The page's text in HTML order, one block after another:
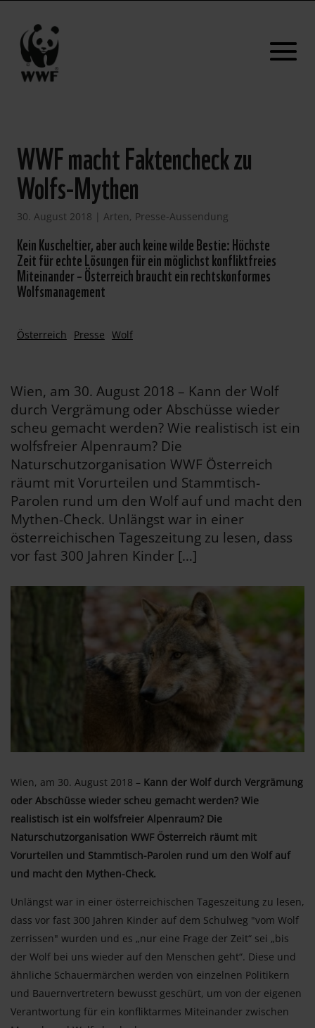
WWF macht Faktencheck zu
Wolfs-Mythen
30. August 2018 | Arten, Presse-Aussendung
Kein Kuscheltier, aber auch keine wilde Bestie: Höchste
Zeit für echte Lösungen für ein möglichst konfliktfreies
Miteinander – Österreich braucht ein rechtskonformes
Wolfsmanagement
Österreich Presse Wolf
Wien, am 30. August 2018 – Kann der Wolf
durch Vergrämung oder Abschüsse wieder
scheu gemacht werden? Wie realistisch ist ein
wolfsfreier Alpenraum? Die
Naturschutzorganisation WWF Österreich
räumt mit Vorurteilen und Stammtisch-
Parolen rund um den Wolf auf und macht den
Mythen-Check. Unlängst war in einer
österreichischen Tageszeitung zu lesen, dass
vor fast 300 Jahren Kinder […]
Wien, am 30. August 2018 – Kann der Wolf durch Vergrämung
oder Abschüsse wieder scheu gemacht werden? Wie
realistisch ist ein wolfsfreier Alpenraum? Die
Naturschutzorganisation WWF Österreich räumt mit
Vorurteilen und Stammtisch-Parolen rund um den Wolf auf
und macht den Mythen-Check.
Unlängst war in einer österreichischen Tageszeitung zu lesen,
dass vor fast 300 Jahren Kinder auf dem Schulweg "vom Wolf
zerrissen" wurden und es „nur eine Frage der Zeit“ sei „bis
der Wolf bei uns wieder auf den Menschen geht“. Diese und
ähnliche Schauermärchen werden von einzelnen Politikern
und Bauernvertretern bewusst geschürt, um von der eigenen
Verantwortung für ein konfliktarmes Miteinander zwischen